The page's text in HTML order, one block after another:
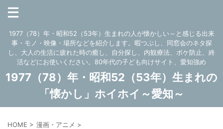
1977（78）年・昭和52（53年）生まれの人が懐かしい～と感じる出来
事・モノ・映像・場所などを紹介します。暇つぶし、同窓会のネタ探
し、大人の生活に疲れた時の癒し、自分探し、内観療法、ボケ防止、終
活などにお使いください。80年代の子ども向けサイト、愛知強め
1977（78）年・昭和52（53年）生まれの
「懐かし」ホイホイ～愛知～
HOME > 漫画・アニメ >